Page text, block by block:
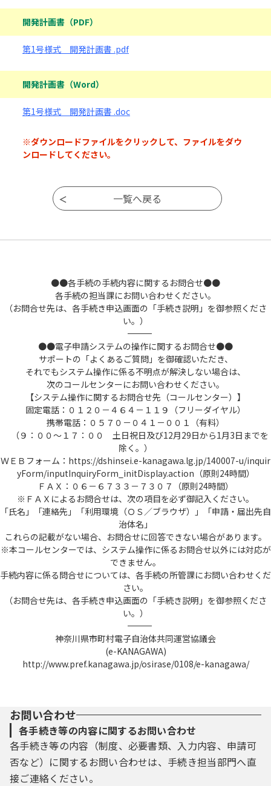
開発計画書（PDF）
第1号様式 開発計画書 .pdf
開発計画書（Word）
第1号様式 開発計画書 .doc
※ダウンロードファイルをクリックして、ファイルをダウ
ンロードしてください。
●●各手続の手続内容に関するお問合せ●●
各手続の担当課にお問い合わせください。
（お問合せ先は、各手続き申込画面の「手続き説明」を御参照くださ
い。）
――――――――――――――――――――――――――――――――――――――――――――――――――
●●電子申請システムの操作に関するお問合せ●●
サポートの「よくあるご質問」を御確認いただき、
それでもシステム操作に係る不明点が解決しない場合は、
次のコールセンターにお問い合わせください。
【システム操作に関するお問合せ先（コールセンター）】
固定電話：０１２０－４６４－１１９（フリーダイヤル）
携帯電話：０５７０－０４１－００１（有料）
（９：００～１７：００ 土日祝日及び12月29日から1月3日までを
除く。）
ＷＥＢフォーム：https://dshinsei.e-kanagawa.lg.jp/140007-u/inquir
yForm/inputInquiryForm_initDisplay.action（原則24時間）
ＦＡＸ：０６－６７３３－７３０７（原則24時間）
※ＦＡＸによるお問合せは、次の項目を必ず御記入ください。
「氏名」「連絡先」「利用環境（ＯＳ／ブラウザ）」「申請・届出先自
治体名」
これらの記載がない場合、お問合せに回答できない場合があります。
※本コールセンターでは、システム操作に係るお問合せ以外には対応が
できません。
手続内容に係る問合せについては、各手続の所管課にお問い合わせくだ
さい。
（お問合せ先は、各手続き申込画面の「手続き説明」を御参照くださ
い。）
――――――――――――――――――――――――――――――――――――――――――――――――――
神奈川県市町村電子自治体共同運営協議会
(e-KANAGAWA)
http://www.pref.kanagawa.jp/osirase/0108/e-kanagawa/
お問い合わせ
各手続き等の内容に関するお問い合わせ
各手続き等の内容（制度、必要書類、入力内容、申請可
否など）に関するお問い合わせは、手続き担当部門へ直
接ご連絡ください。